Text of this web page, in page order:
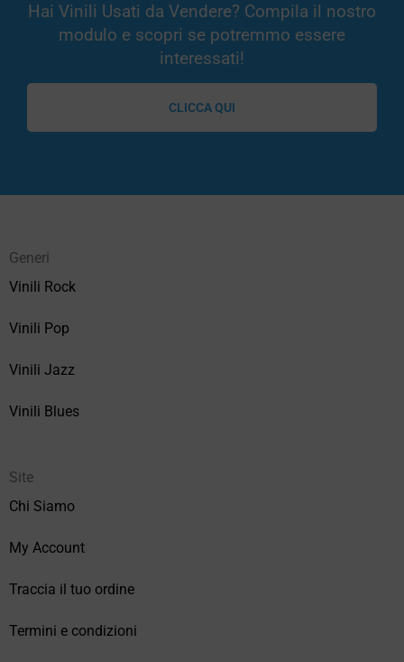
Hai Vinili Usati da Vendere? Compila il nostro
modulo e scopri se potremmo essere
interessati!
CLICCA QUI
Generi
Vinili Rock
Vinili Pop
Vinili Jazz
Vinili Blues
Site
Chi Siamo
My Account
Traccia il tuo ordine
Termini e condizioni